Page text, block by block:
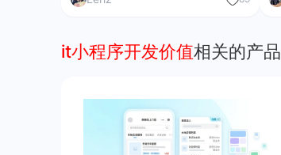
it小程序开发价值相关的产品